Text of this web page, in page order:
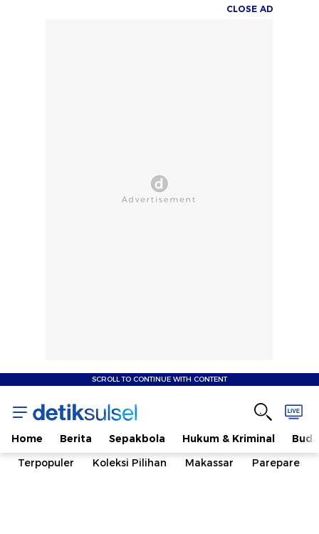
CLOSE AD
SCROLL TO CONTINUE WITH CONTENT
Home Berita Sepakbola Hukum & Kriminal
Terpopuler
Koleksi Pilihan Makassar Parepare